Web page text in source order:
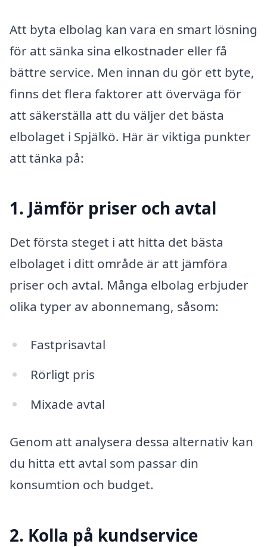
Att byta elbolag kan vara en smart lösning
för att sänka sina elkostnader eller få
bättre service. Men innan du gör ett byte,
finns det flera faktorer att överväga för
att säkerställa att du väljer det bästa
elbolaget i Spjälkö. Här är viktiga punkter
att tänka på:
1. Jämför priser och avtal
Det första steget i att hitta det bästa
elbolaget i ditt område är att jämföra
priser och avtal. Många elbolag erbjuder
olika typer av abonnemang, såsom:
Fastprisavtal
Rörligt pris
Mixade avtal
Genom att analysera dessa alternativ kan
du hitta ett avtal som passar din
konsumtion och budget.
2. Kolla på kundservice